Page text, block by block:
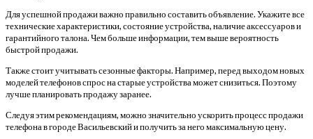
Для успешной продажи важно правильно составить объявление. Укажите все
технические характеристики, состояние устройства, наличие аксессуаров и
гарантийного талона. Чем больше информации, тем выше вероятность
быстрой продажи.
Также стоит учитывать сезонные факторы. Например, перед выходом новых
моделей телефонов спрос на старые устройства может снизиться. Поэтому
лучше планировать продажу заранее.
Следуя этим рекомендациям, можно значительно ускорить процесс продажи
телефона в городе Васильевский и получить за него максимальную цену.